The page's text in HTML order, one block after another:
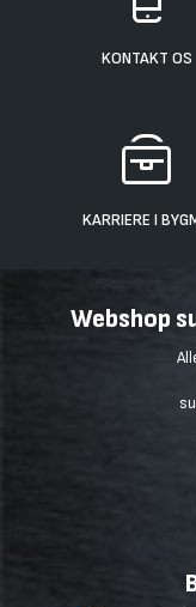
KONTAKT OS
KARRIERE I
Webshop